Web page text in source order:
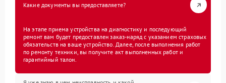
Какие документы вы предоставляете?
На этапе приема устройства на диагностику и последующий
ремонт вам будет предоставлен заказ-наряд с указанием страховых
обязательств на ваше устройство. Далее, после выполнения работ
по ремонту техники, вы получите акт выполненных работ и
гарантийный талон.